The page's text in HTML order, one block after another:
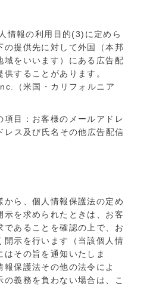
情報の利用目的(3)に定めら
の提供先に対して外国（本邦
域をいいます）にある広告配
することがあります。
（米国・カリフォルニア
項目：お客様のメールアドレ
レス及び氏名その他広告配信
から、個人情報保護法の定め
示を求められたときは、お客
であることを確認の上で、お
開示を行います（当該個人情
その旨を通知いたしま
保護法その他の法令によ
の義務を負わない場合は、こ